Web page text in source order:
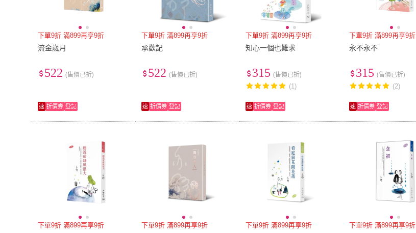
下單9折 滿899再享9折
流金歲月
522 (售價已折)
速 折價券 登記
下單9折 滿899再享9折
承歡記
522 (售價已折)
速 折價券 登記
下單9折 滿899再享9折
知心一個也難求
315 (售價已折)
(1)
速 折價券 登記
下單9折 滿899再享9折
永不永不
315 (售價已折)
(2)
速 折價券 登記
下單9折 滿899再享9折 下單9折 滿899再享9折 下單9折 滿899再享9折 下單9折 滿899再享9折